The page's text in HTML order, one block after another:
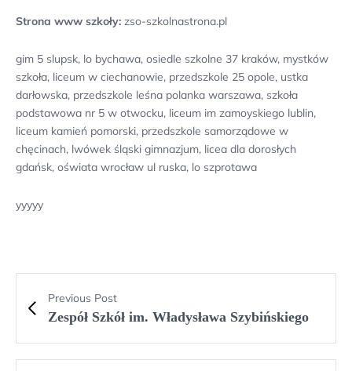
Strona www szkoły: zso-szkolnastrona.pl
gim 5 slupsk, lo bychawa, osiedle szkolne 37 kraków, mystków
szkoła, liceum w ciechanowie, przedszkole 25 opole, ustka
darłowska, przedszkole leśna polanka warszawa, szkoła
podstawowa nr 5 w otwocku, liceum im zamoyskiego lublin,
liceum kamień pomorski, przedszkole samorządowe w
chęcinach, lwówek śląski gimnazjum, licea dla dorosłych
gdańsk, oświata wrocław ul ruska, lo szprotawa
yyyyy
Previous Post
Zespół Szkół im. Władysława Szybińskiego